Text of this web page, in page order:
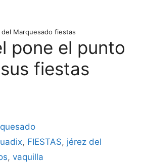
Marquesado fiestas
pone el punto
fiestas
, FIESTAS, jérez del
, vaquilla